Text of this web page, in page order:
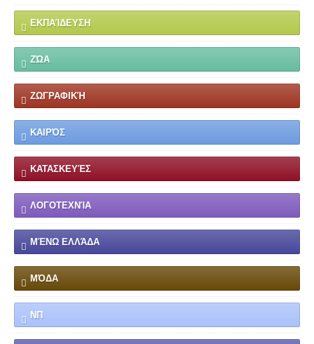
ΕΚΠΑΊΔΕΥΣΗ
ΖΏΑ
ΖΩΓΡΑΦΙΚΉ
ΚΑΙΡΌΣ
ΚΑΤΑΣΚΕΥΈΣ
ΛΟΓΟΤΕΧΝΊΑ
ΜΈΝΩ ΕΛΛΆΔΑ
ΜΌΔΑ
ΝΠ